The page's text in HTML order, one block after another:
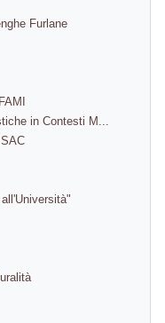
Furlane
in Contesti M...